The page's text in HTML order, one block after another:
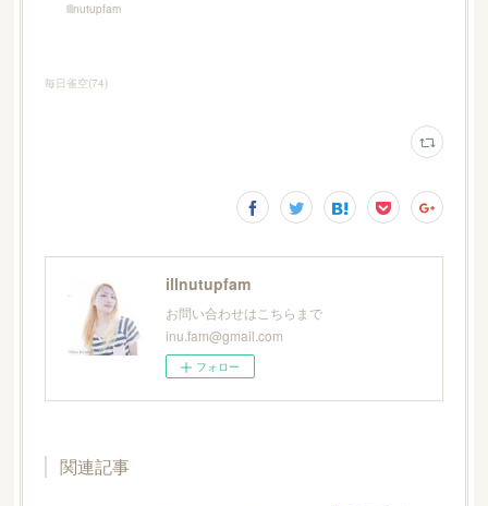
illnutupfam
毎日雀空(74)
illnutupfam
お問い合わせはこちらまで
inu.fam@gmail.com
フォロー
関連記事